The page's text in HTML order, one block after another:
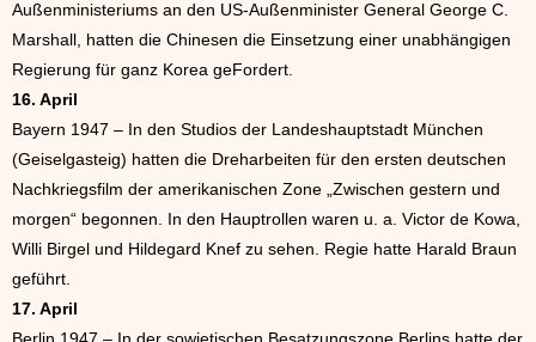
Außenministeriums an den US-Außenminister General George C.
Marshall, hatten die Chinesen die Einsetzung einer unabhängigen
Regierung für ganz Korea geFordert.
16. April
Bayern 1947 – In den Studios der Landeshauptstadt München
(Geiselgasteig) hatten die Dreharbeiten für den ersten deutschen
Nachkriegsfilm der amerikanischen Zone „Zwischen gestern und
morgen“ begonnen. In den Hauptrollen waren u. a. Victor de Kowa,
Willi Birgel und Hildegard Knef zu sehen. Regie hatte Harald Braun
geführt.
17. April